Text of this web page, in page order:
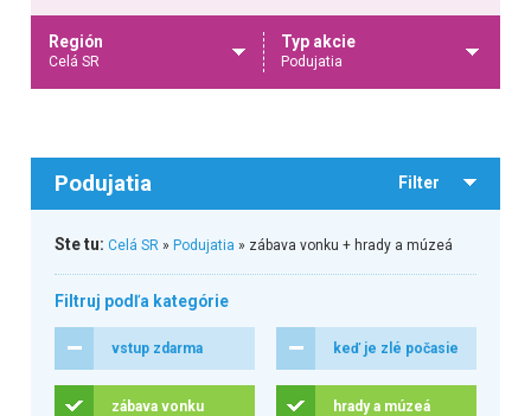
Región
Celá SR
Typ akcie
Podujatia
Podujatia Filter
Ste tu: Celá SR» Podujatia » zábava vonku + hrady a múzeá
Filtruj podľa kategórie
vstup zdarma keď je zlé počasie
zábava vonku hrady a múzeá